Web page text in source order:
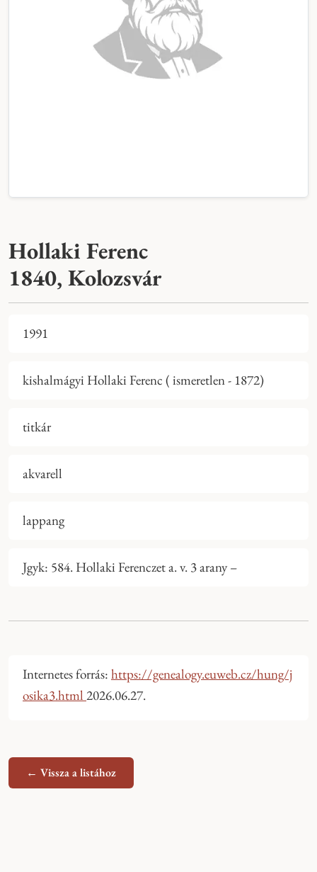
Hollaki Ferenc
1840, Kolozsvár
1991
kishalmágyi Hollaki Ferenc ( ismeretlen - 1872)
titkár
akvarell
lappang
Jgyk: 584. Hollaki Ferenczet a. v. 3 arany –
Internetes forrás: https://genealogy.euweb.cz/hung/j
osika3.html 2026.06.27.
← Vissza a listához